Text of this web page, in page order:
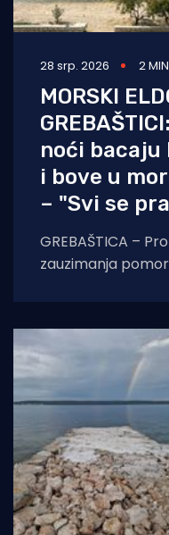
28 srp. 2026 2
MORSKI
noći bacaju
i bove u
– "Svi se
GREBAŠTICA –
zauzimanja